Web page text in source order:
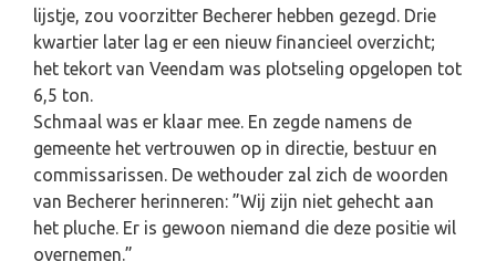
lijstje, zou voorzitter Becherer hebben gezegd. Drie
kwartier later lag er een nieuw financieel overzicht;
het tekort van Veendam was plotseling opgelopen tot
6,5 ton.
Schmaal was er klaar mee. En zegde namens de
gemeente het vertrouwen op in directie, bestuur en
commissarissen. De wethouder zal zich de woorden
van Becherer herinneren: ”Wij zijn niet gehecht aan
het pluche. Er is gewoon niemand die deze positie wil
overnemen.”